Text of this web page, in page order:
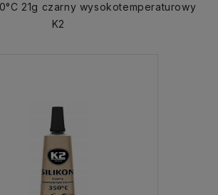
21g czarny wysokotemperaturowy
K2